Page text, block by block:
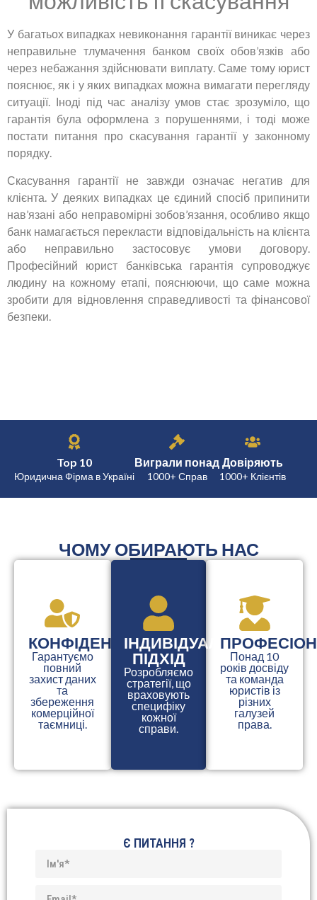
У багатьох випадках невиконання гарантії виникає через
неправильне тлумачення банком своїх обов’язків або
через небажання здійснювати виплату. Саме тому юрист
пояснює, як і у яких випадках можна вимагати перегляду
ситуації. Іноді під час аналізу умов стає зрозуміло, що
гарантія була оформлена з порушеннями, і тоді може
постати питання про скасування гарантії у законному
порядку.
Скасування гарантії не завжди означає негатив для
клієнта. У деяких випадках це єдиний спосіб припинити
нав’язані або неправомірні зобов’язання, особливо якщо
банк намагається перекласти відповідальність на клієнта
або неправильно застосовує умови договору.
Професійний юрист банківська гарантія супроводжує
людину на кожному етапі, пояснюючи, що саме можна
зробити для відновлення справедливості та фінансової
безпеки.
Top 10
Юридична Фірма в Україні
Виграли понад
1000+ Справ
Довіряють
1000+ Клієнтів
ЧОМУ ОБИРАЮТЬ НАС
КОНФІДЕНЦІЙНІСТЬ
Гарантуємо
повний
захист даних
та
збереження
комерційної
таємниці.
ІНДИВІДУАЛЬНИЙ
ПІДХІД
Розробляємо
стратегії, що
враховують
специфіку
кожної
справи.
Понад 10
років досвіду
та команда
юристів із
різних
галузей
права.
Є ПИТАННЯ ?